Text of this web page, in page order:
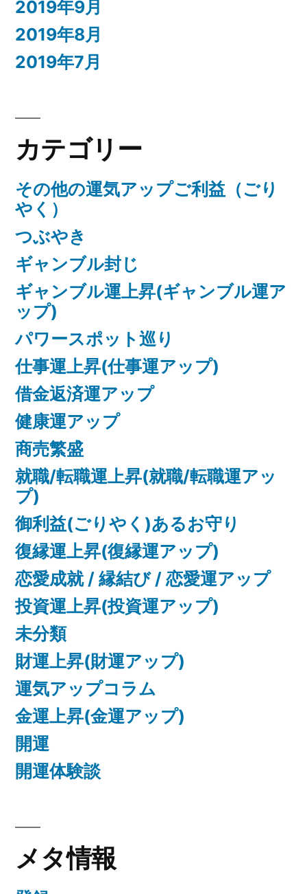
2019年9月
2019年8月
2019年7月
カテゴリー
その他の運気アップご利益（ごり
やく）
つぶやき
ギャンブル封じ
ギャンブル運上昇(ギャンブル運ア
ップ)
パワースポット巡り
仕事運上昇(仕事運アップ)
借金返済運アップ
健康運アップ
商売繁盛
就職/転職運上昇(就職/転職運アッ
プ)
御利益(ごりやく)あるお守り
復縁運上昇(復縁運アップ)
恋愛成就 / 縁結び / 恋愛運アップ
投資運上昇(投資運アップ)
未分類
財運上昇(財運アップ)
運気アップコラム
金運上昇(金運アップ)
開運
開運体験談
メタ情報